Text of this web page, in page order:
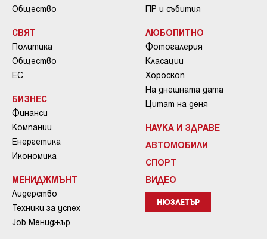
Общество
СВЯТ
Политика
Общество
ЕС
БИЗНЕС
Финанси
Компании
Енергетика
Икономика
МЕНИДЖМЪНТ
Лидерство
Техники за успех
Job Мениджър
ПР и събития
ЛЮБОПИТНО
Фотогалерия
Класации
Хороскоп
На днешната дата
Цитат на деня
НАУКА И ЗДРАВЕ
АВТОМОБИЛИ
СПОРТ
ВИДЕО
НЮЗЛЕТЪР